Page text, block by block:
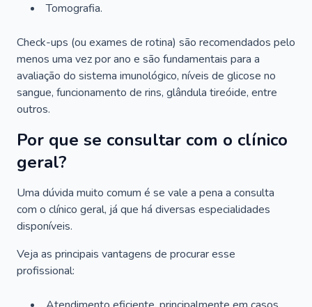
Tomografia.
Check-ups (ou exames de rotina) são recomendados pelo
menos uma vez por ano e são fundamentais para a
avaliação do sistema imunológico, níveis de glicose no
sangue, funcionamento de rins, glândula tireóide, entre
outros.
Por que se consultar com o clínico
geral?
Uma dúvida muito comum é se vale a pena a consulta
com o clínico geral, já que há diversas especialidades
disponíveis.
Veja as principais vantagens de procurar esse
profissional: